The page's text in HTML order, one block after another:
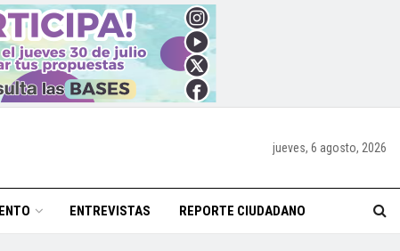
jueves, 6 agosto, 2026
ENTREVISTAS REPORTE CIUDADANO